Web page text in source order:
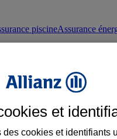
piscineAssurance
Conseils santé
et
cookies et identifiants